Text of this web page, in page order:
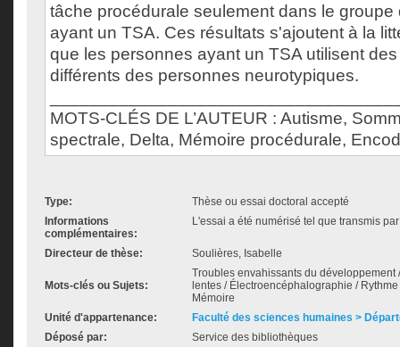
tâche procédurale seulement dans le groupe
ayant un TSA. Ces résultats s'ajoutent à la
que les personnes ayant un TSA utilisent
différents des personnes neurotypiques.
MOTS-CLÉS DE L’AUTEUR : Autisme,
spectrale, Delta, Mémoire procédurale,
Type:
Thèse ou essai doctoral accepté
Informations
complémentaires:
L'essai a été numérisé tel que transmis
Directeur de thèse: Soulières, Isabelle
Mots-clés ou Sujets:
Troubles envahissants du développement
lentes / Électroencéphalographie /
Mémoire
Unité d'appartenance:
Faculté des sciences humaines >
Déposé par:
Service des bibliothèques